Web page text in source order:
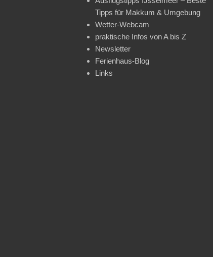
Tipps für Makkum & Umgebung
Wetter-Webcam
praktische Infos von A bis Z
Newsletter
Ferienhaus-Blog
Links